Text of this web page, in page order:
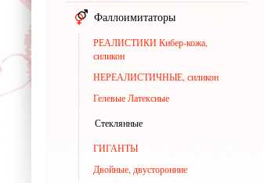
Фаллоимитаторы
РЕАЛИСТИКИ Кибер-кожа,
силикон
НЕРЕАЛИСТИЧНЫЕ, силикон
Гелевые Латексные
Стеклянные
ГИГАНТЫ
Двойные, двусторонние